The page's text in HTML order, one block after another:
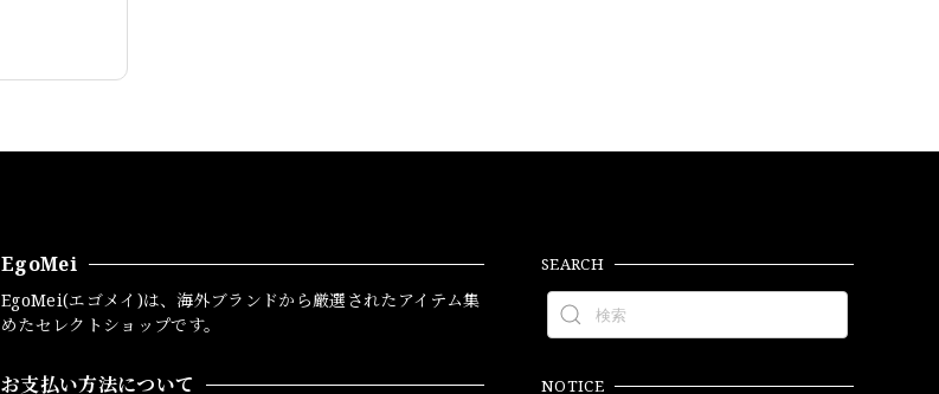
EgoMei
EgoMei(エゴメイ)は、海外ブランドから厳選されたアイテム集
めたセレクトショップです。
お支払い方法について
SEARCH
NOTICE